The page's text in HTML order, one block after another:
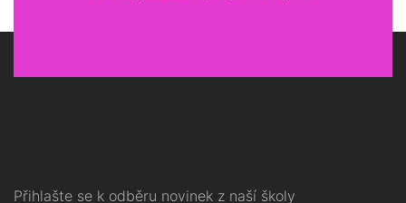
Přihlašte se k odběru novinek z naší školy